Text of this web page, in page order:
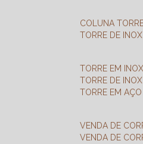
COLUNA
TORRE DE
TORRE EM
TORRE DE
TORRE EM
VENDA DE
VENDA DE